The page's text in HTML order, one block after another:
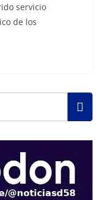
servicio
de los